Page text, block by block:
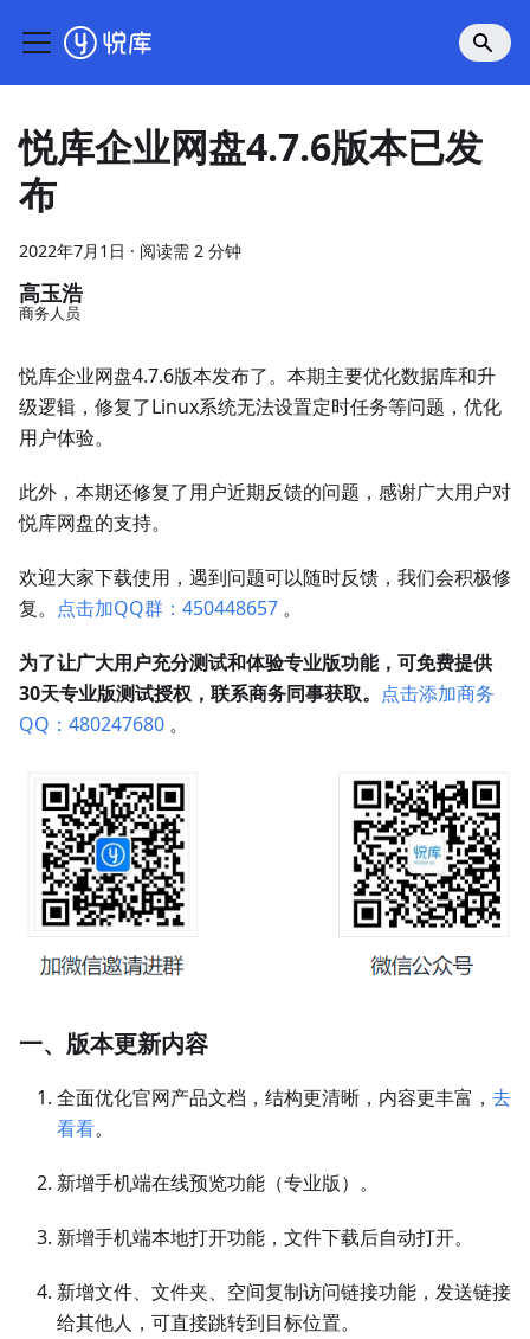
悦库企业网盘4.7.6版本已发
布
2022年7月1日 · 阅读需 2 分钟
高玉浩
商务人员
悦库企业网盘4.7.6版本发布了。本期主要优化数据库和升
级逻辑，修复了Linux系统无法设置定时任务等问题，优化
用户体验。
此外，本期还修复了用户近期反馈的问题，感谢广大用户对
悦库网盘的支持。
欢迎大家下载使用，遇到问题可以随时反馈，我们会积极修
复。 点击加QQ群：450448657 。
为了让广大用户充分测试和体验专业版功能，可免费提供
30天专业版测试授权，联系商务同事获取。 点击添加商务
QQ：480247680 。
一、版本更新内容
全面优化官网产品文档，结构更清晰，内容更丰富， 去
看看。
新增手机端在线预览功能（专业版）。
新增手机端本地打开功能，文件下载后自动打开。
新增文件、文件夹、空间复制访问链接功能，发送链接
给其他人，可直接跳转到目标位置。